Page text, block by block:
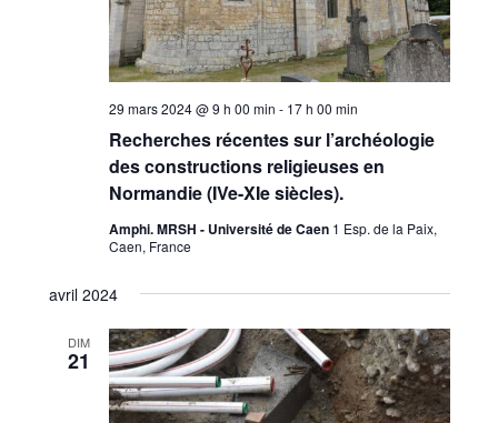
Recherches récentes sur l’archéologie
des constructions religieuses en
Normandie (IVe-XIe siècles).
29 mars 2024 @ 9 h 00 min - 17 h 00 min
Amphi. MRSH - Université de Caen 1 Esp. de la Paix,
Caen, France
avril 2024
DIM
21